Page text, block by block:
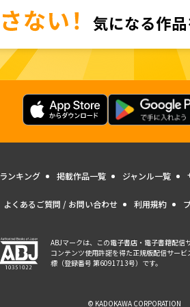
ランキング 掲載作品一覧 ジャンル一覧
よくあるご質問 / お問い合わせ 利用規約
ABJマークは、この電子書店・電子書籍配信
コンテンツ使用許諾を得た正規版配信サー
標（登録番号 第6091713号）です。
© KADOKAWA CORPORATION